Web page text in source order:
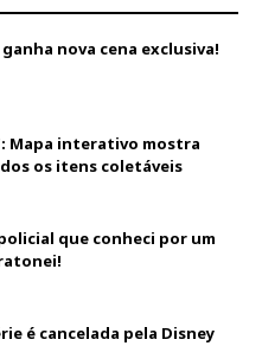
ganha nova cena exclusiva!
Mapa interativo mostra
os itens coletáveis
policial que conheci por um
é cancelada pela Disney